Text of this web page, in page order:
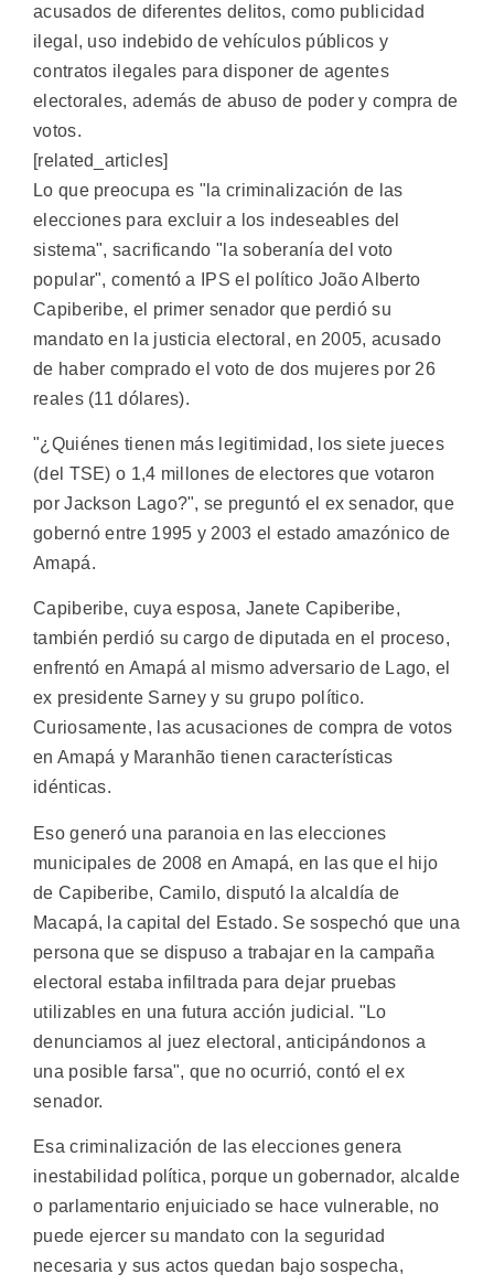
acusados de diferentes delitos, como publicidad
ilegal, uso indebido de vehículos públicos y
contratos ilegales para disponer de agentes
electorales, además de abuso de poder y compra de
votos.
[related_articles]
Lo que preocupa es "la criminalización de las
elecciones para excluir a los indeseables del
sistema", sacrificando "la soberanía del voto
popular", comentó a IPS el político João Alberto
Capiberibe, el primer senador que perdió su
mandato en la justicia electoral, en 2005, acusado
de haber comprado el voto de dos mujeres por 26
reales (11 dólares).
"¿Quiénes tienen más legitimidad, los siete jueces
(del TSE) o 1,4 millones de electores que votaron
por Jackson Lago?", se preguntó el ex senador, que
gobernó entre 1995 y 2003 el estado amazónico de
Amapá.
Capiberibe, cuya esposa, Janete Capiberibe,
también perdió su cargo de diputada en el proceso,
enfrentó en Amapá al mismo adversario de Lago, el
ex presidente Sarney y su grupo político.
Curiosamente, las acusaciones de compra de votos
en Amapá y Maranhão tienen características
idénticas.
Eso generó una paranoia en las elecciones
municipales de 2008 en Amapá, en las que el hijo
de Capiberibe, Camilo, disputó la alcaldía de
Macapá, la capital del Estado. Se sospechó que una
persona que se dispuso a trabajar en la campaña
electoral estaba infiltrada para dejar pruebas
utilizables en una futura acción judicial. "Lo
denunciamos al juez electoral, anticipándonos a
una posible farsa", que no ocurrió, contó el ex
senador.
Esa criminalización de las elecciones genera
inestabilidad política, porque un gobernador, alcalde
o parlamentario enjuiciado se hace vulnerable, no
puede ejercer su mandato con la seguridad
necesaria y sus actos quedan bajo sospecha,